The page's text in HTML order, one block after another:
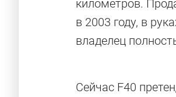
километров.
в 2003 году, в
владелец
Уникальные Ferrari,
Сейчас F40